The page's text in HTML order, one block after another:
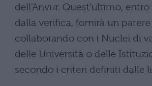
dell’Anvur. Quest’ultimo,
dalla verifica, fornirà un
collaborando con i Nuclei di
delle Università o delle
secondo i criteri definiti dalle